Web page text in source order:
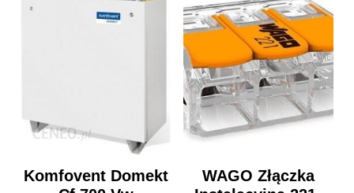
Komfovent Domekt
WAGO Złączka